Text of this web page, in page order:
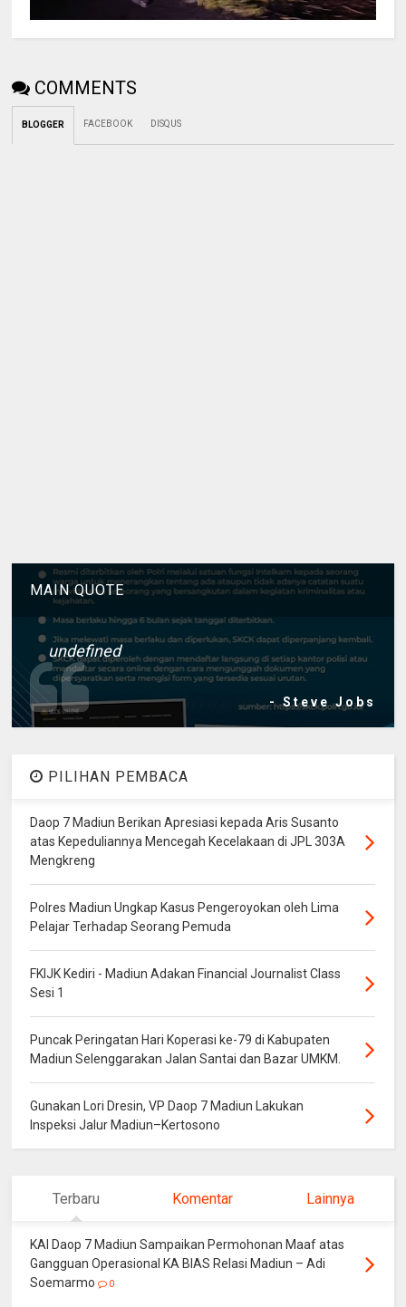
COMMENTS
BLOGGER FACEBOOK DISQUS
MAIN QUOTE
undefined
- Steve Jobs
PILIHAN PEMBACA
Daop 7 Madiun Berikan Apresiasi kepada Aris Susanto
atas Kepeduliannya Mencegah Kecelakaan di JPL 303A
Mengkreng
Polres Madiun Ungkap Kasus Pengeroyokan oleh Lima
Pelajar Terhadap Seorang Pemuda
FKIJK Kediri - Madiun Adakan Financial Journalist Class
Sesi 1
Puncak Peringatan Hari Koperasi ke-79 di Kabupaten
Madiun Selenggarakan Jalan Santai dan Bazar UMKM.
Gunakan Lori Dresin, VP Daop 7 Madiun Lakukan
Inspeksi Jalur Madiun–Kertosono
Terbaru Komentar Lainnya
KAI Daop 7 Madiun Sampaikan Permohonan Maaf atas
Gangguan Operasional KA BIAS Relasi Madiun – Adi
Soemarmo
0